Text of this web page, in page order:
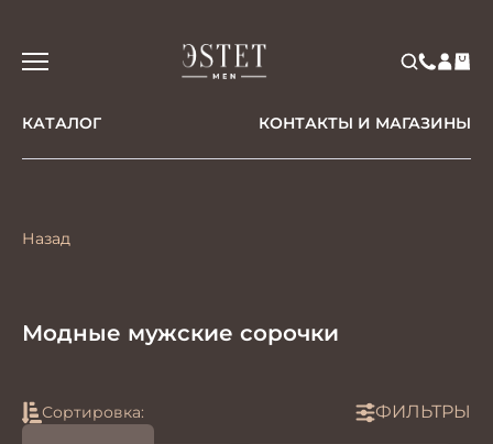
КАТАЛОГ КОНТАКТЫ И МАГАЗИНЫ
Назад
Модные мужские сорочки
Сортировка: ФИЛЬТРЫ